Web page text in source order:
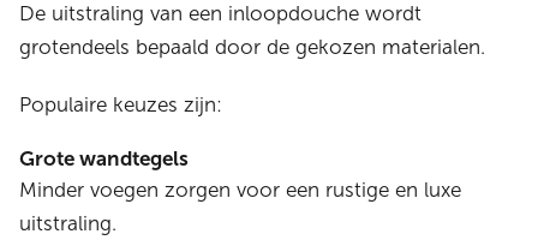
De uitstraling van een inloopdouche wordt
grotendeels bepaald door de gekozen materialen.
Populaire keuzes zijn:
Grote wandtegels
Minder voegen zorgen voor een rustige en luxe
uitstraling.